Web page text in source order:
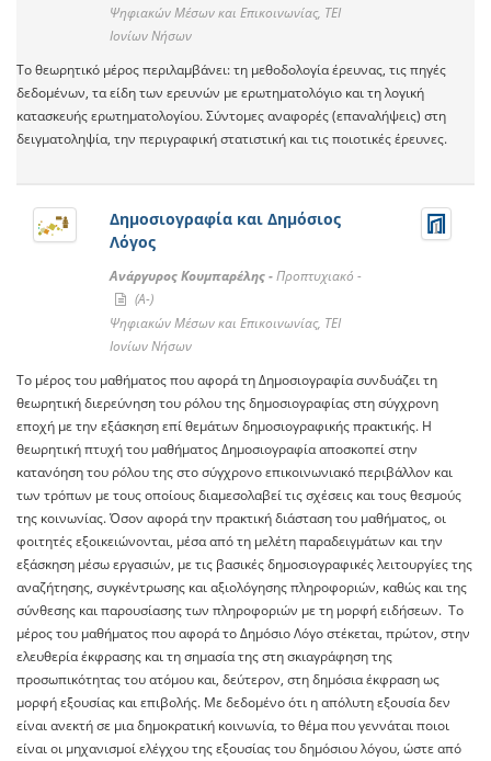
Ψηφιακών Μέσων και Επικοινωνίας, ΤΕΙ
Ιονίων Νήσων
Το θεωρητικό μέρος περιλαμβάνει: τη μεθοδολογία έρευνας, τις πηγές
δεδομένων, τα είδη των ερευνών με ερωτηματολόγιο και τη λογική
κατασκευής ερωτηματολογίου. Σύντομες αναφορές (επαναλήψεις) στη
δειγματοληψία, την περιγραφική στατιστική και τις ποιοτικές έρευνες.
Δημοσιογραφία και Δημόσιος
Λόγος
Ανάργυρος Κουμπαρέλης -Προπτυχιακό -
(A-)
Ψηφιακών Μέσων και Επικοινωνίας, ΤΕΙ
Ιονίων Νήσων
Το μέρος του μαθήματος που αφορά τη Δημοσιογραφία συνδυάζει τη
θεωρητική διερεύνηση του ρόλου της δημοσιογραφίας στη σύγχρονη
εποχή με την εξάσκηση επί θεμάτων δημοσιογραφικής πρακτικής. Η
θεωρητική πτυχή του μαθήματος Δημοσιογραφία αποσκοπεί στην
κατανόηση του ρόλου της στο σύγχρονο επικοινωνιακό περιβάλλον και
των τρόπων με τους οποίους διαμεσολαβεί τις σχέσεις και τους θεσμούς
της κοινωνίας. Όσον αφορά την πρακτική διάσταση του μαθήματος, οι
φοιτητές εξοικειώνονται, μέσα από τη μελέτη παραδειγμάτων και την
εξάσκηση μέσω εργασιών, με τις βασικές δημοσιογραφικές λειτουργίες της
αναζήτησης, συγκέντρωσης και αξιολόγησης πληροφοριών, καθώς και της
σύνθεσης και παρουσίασης των πληροφοριών με τη μορφή ειδήσεων. Το
μέρος του μαθήματος που αφορά το Δημόσιο Λόγο στέκεται, πρώτον, στην
ελευθερία έκφρασης και τη σημασία της στη σκιαγράφηση της
προσωπικότητας του ατόμου και, δεύτερον, στη δημόσια έκφραση ως
μορφή εξουσίας και επιβολής. Με δεδομένο ότι η απόλυτη εξουσία δεν
είναι ανεκτή σε μια δημοκρατική κοινωνία, το θέμα που γεννάται ποιοι
είναι οι μηχανισμοί ελέγχου της εξουσίας του δημόσιου λόγου, ώστε από